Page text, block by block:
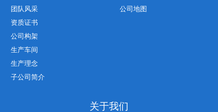
团队风采
资质证书
公司构架
生产车间
生产理念
子公司简介
公司地图
关于我们